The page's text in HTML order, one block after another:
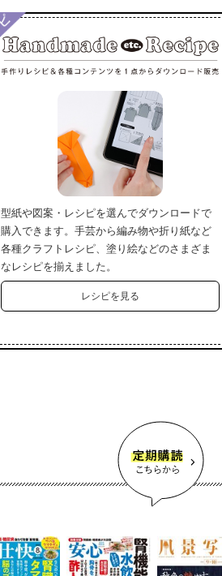
型紙や図案・レシピを選んでダウンロードで
購入できます。手芸から編み物や折り紙など
各種クラフトレシピ、塗り絵などのさまざま
なレシピを揃えました。
レシピを見る